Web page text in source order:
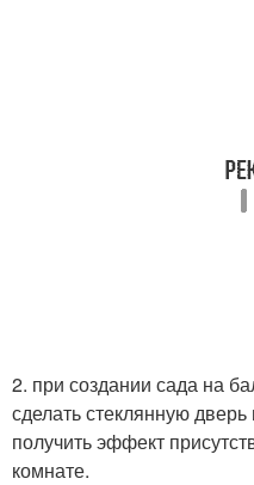
2. при создании сада на
сделать стеклянную
получить эффект
комнате.